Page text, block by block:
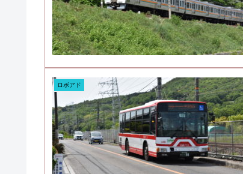
ロボアド